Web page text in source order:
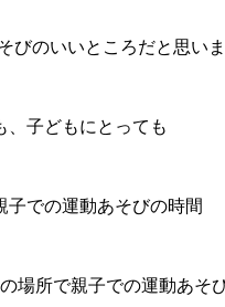
びのいいところだと思い
、子どもにとっても
子での運動あそびの時間
場所で親子での運動あそ